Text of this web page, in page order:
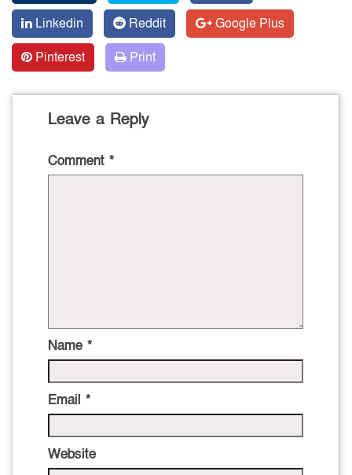
Linkedin
Reddit
Google Plus
Pinterest
Print
Leave a Reply
Comment *
Name *
Email *
Website